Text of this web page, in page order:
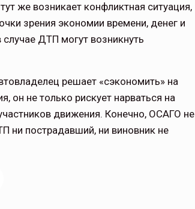
же возникает конфликтная ситуация,
зрения экономии времени, денег и
ДТП могут возникнуть
решает «сэкономить» на
он не только рискует нарваться на
движения. Конечно, ОСАГО не
ни пострадавший, ни виновник не